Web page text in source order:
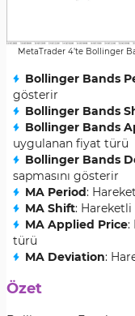
MetaTrader 4’te Bollinger
Bollinger Bands
gösterir
Bollinger Bands
Bollinger Bands
uygulanan fiyat türü
Bollinger Bands
sapmasını gösterir
MA Period:
MA Shift: Hareketli
MA Applied Price:
türü
MA Deviation:
Özet